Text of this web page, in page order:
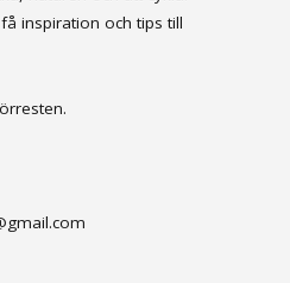
inspiration och tips till